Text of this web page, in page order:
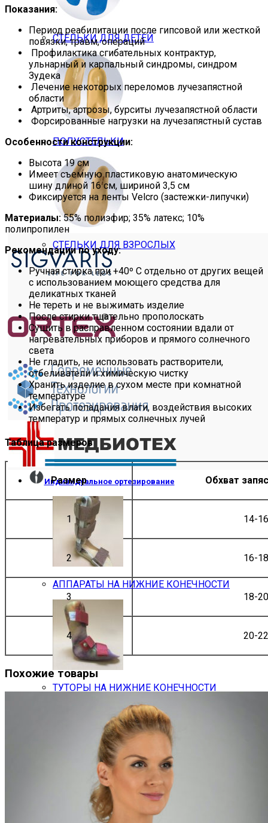
СТЕЛЬКИ ДЛЯ ДЕТЕЙ
ПОЛУСТЕЛЬКИ
СТЕЛЬКИ ДЛЯ ВЗРОСЛЫХ
Индивидуальное ортезирование
АППАРАТЫ НА НИЖНИЕ КОНЕЧНОСТИ
ТУТОРЫ НА НИЖНИЕ КОНЕЧНОСТИ
ИНДИВИДУАЛЬНЫЕ ОРТОПЕДИЧЕСКИЕ
Показания:
Период реабилитации после гипсовой или жесткой
повязки, травм, операций
Профилактика сгибательных контрактур,
ульнарный и карпальный синдромы, синдром
Зудека
Лечение некоторых переломов лучезапястной
области
Артриты, артрозы, бурситы лучезапястной области
Форсированные нагрузки на лучезапястный сустав
Особенности конструкции:
Высота 19 см
Имеет съемную пластиковую анатомическую
шину длиной 16 см, шириной 3,5 см
Фиксируется на ленты Velcro (застежки-липучки)
Материалы:55% полиэфир; 35% латекс; 10%
полипропилен
Рекомендации по уходу:
Ручная стирка при +40º С отдельно от других вещей
с использованием моющего средства для
деликатных тканей
Не тереть и не выжимать изделие
После стирки тщательно прополоскать
Сушить в расправленном состоянии вдали от
нагревательных приборов и прямого солнечного
света
Не гладить, не использовать растворители,
отбеливатели и химическую чистку
Хранить изделие в сухом месте при комнатной
температуре
Избегать попадания влаги, воздействия высоких
температур и прямых солнечных лучей
Таблица размеров
Размер Обхват
1 14-16
2 16-18
3 18-20
4 20-22
Похожие товары